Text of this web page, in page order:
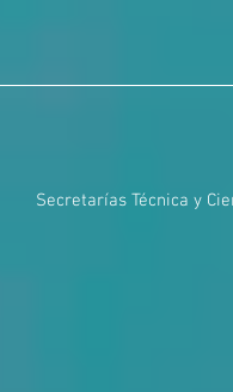
Secretarías Técnica y